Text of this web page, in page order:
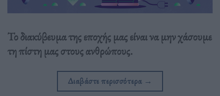
Το διακύβευμα της εποχής μας είναι να μην χάσουμε
τη πίστη μας στους ανθρώπους.
Διαβάστε περισσότερα →